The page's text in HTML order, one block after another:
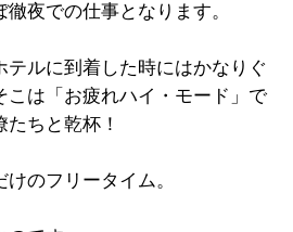
夜での仕事となります。
テルに到着した時にはかなりぐ
こは「お疲れハイ・モード」で
ちと乾杯！
のフリータイム。